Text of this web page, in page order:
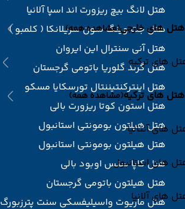
هتل های خارجی(مشاهده همه)
های ترکیه
هتل های ترکیه(مشاهده همه)
های آنتالیا
های استانبول
های آلانیا
هتل لانگ بیچ ریزورت اند اسپا آلانیا
هتل جت وینگ سون سریلانکا ( کلمبو )
هتل آنی سنترال این ایروان
هتل گرند گلوریا باتومی گرجستان
هتل اینترکنتیننتال تورسکایا مسکو
هتل استون کوتا ریزورت بالی
هتل هیلتون بومونتی استانبول
هتل هیلتون بومونتی استانبول
هتل کاپا سنس اوبود بالی
هتل هیلتون باتومی گرجستان
هتل ماریوت واسیلیفسکی سنت پترزبورگ